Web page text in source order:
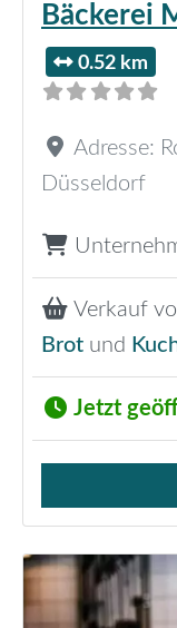
Bäckerei
0.52 km
Adresse:
Düsseldorf
Verkauf
Brot und
Jetzt
Verkauf von